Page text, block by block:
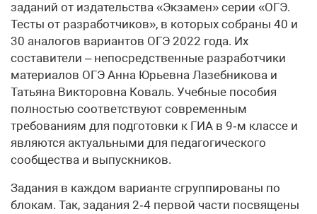
заданий от издательства «Экзамен» серии «ОГЭ.
Тесты от разработчиков», в которых собраны 40 и
30 аналогов вариантов ОГЭ 2022 года. Их
составители – непосредственные разработчики
материалов ОГЭ Анна Юрьевна Лазебникова и
Татьяна Викторовна Коваль. Учебные пособия
полностью соответствуют современным
требованиям для подготовки к ГИА в 9‑м классе и
являются актуальными для педагогического
сообщества и выпускников.
Задания в каждом варианте сгруп­пированы по
блокам. Так, задания 2‑4 первой части посвящены